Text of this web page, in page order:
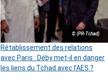
© (PR-Tchad)
Rétablissement des relations
avec Paris : Déby met-il en danger
les liens du Tchad avec l’AES ?